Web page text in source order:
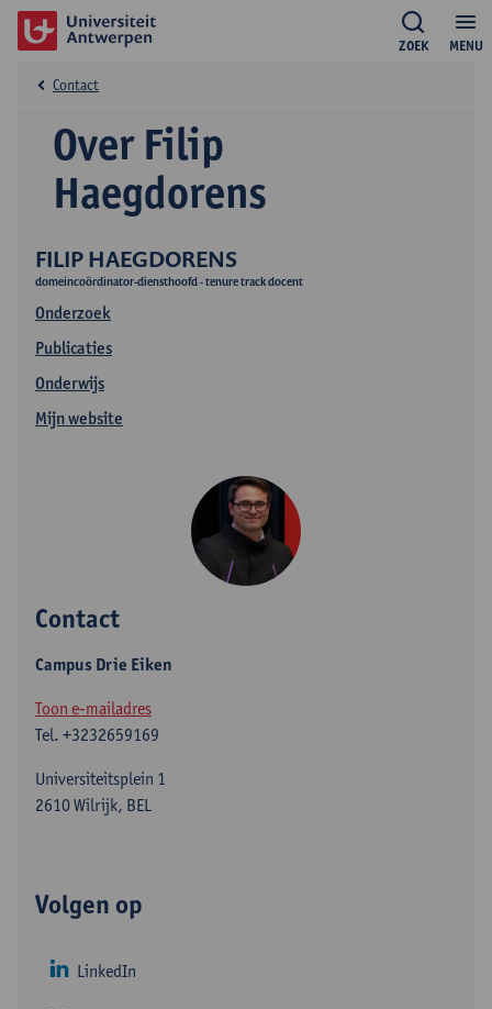
MENU
ZOEK
FILIP HAEGDORENS
domeincoördinator-diensthoofd - tenure track docent
Onderzoek
Publicaties
Onderwijs
Mijn website
Over Filip
Haegdorens
Contact
Contact
Campus Drie Eiken
Toon e-mailadres
Tel. +3232659169
Universiteitsplein 1
2610 Wilrijk, BEL
Volgen op
LinkedIn